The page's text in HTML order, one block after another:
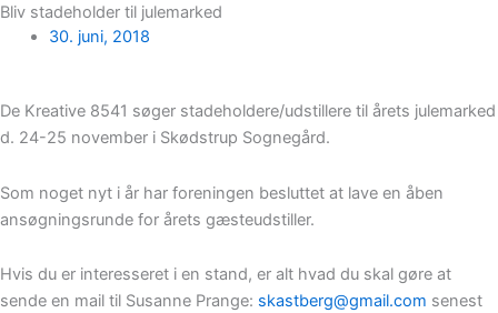
Bliv stadeholder til julemarked
30. juni, 2018
De Kreative 8541 søger stadeholdere/udstillere til årets julemarked
d. 24-25 november i Skødstrup Sognegård.
Som noget nyt i år har foreningen besluttet at lave en åben
ansøgningsrunde for årets gæsteudstiller.
Hvis du er interesseret i en stand, er alt hvad du skal gøre at
sende en mail til Susanne Prange: skastberg@gmail.com senest